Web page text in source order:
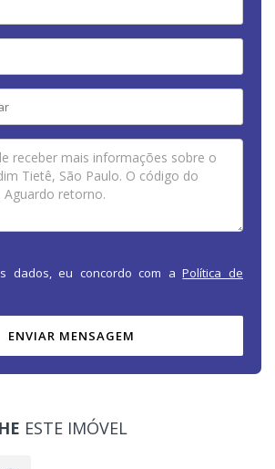
dados, eu concordo com aPolítica de
ENVIAR MENSAGEM
ESTE IMÓVEL